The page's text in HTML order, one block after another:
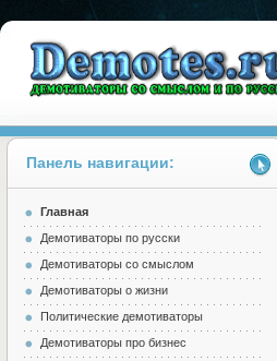
Demotes.ru
Панель навигации:
Главная
Демотиваторы по русски
Демотиваторы со смыслом
Демотиваторы о жизни
Политические демотиваторы
Демотиваторы про бизнес